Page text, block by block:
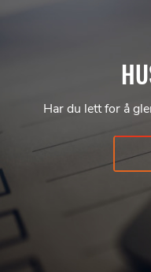
Har du lett for å